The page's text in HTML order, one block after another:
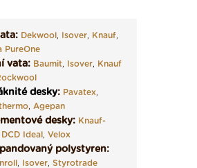
a
›
Vyberte si izolaci a pak
ji tady klidně poptejte ›
Dekwool, Isover, Knauf,
PureOne
vata: Baumit, Isover, Knauf
desky: Pavatex,
, Agepan
desky: Knauf-
DCD Ideal, Velox
polystyren:
, Isover, Styrotrade